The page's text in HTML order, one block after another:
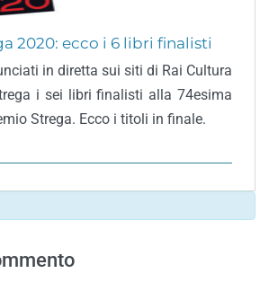
2020: ecco i 6 libri finalisti
in diretta sui siti di Rai Cultura
i sei libri finalisti alla 74esima
Strega. Ecco i titoli in finale.